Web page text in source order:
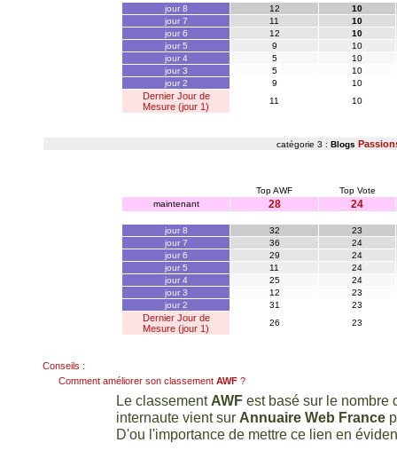
jour 8 12
10
jour 7
11
10
jour 6
12
10
jour 5
9
10
jour 4
5
10
jour 3
5
10
jour 2
9 10
Dernier Jour de
Mesure (jour 1)
11 10
catégorie 3 : Blogs
Top AWF
Top Vote
maintenant
28 24
jour 8 32
23
jour 7
36
24
jour 6
29
24
jour 5
11
24
jour 4
25
24
jour 3
12
23
jour 2
31 23
Dernier Jour de
Mesure (jour 1)
26 23
Conseils :
Comment améliorer son classement AWF ?
Le classement AWF est basé sur le nombre
internaute vient sur Annuaire Web France
D'ou l'importance de mettre ce lien en